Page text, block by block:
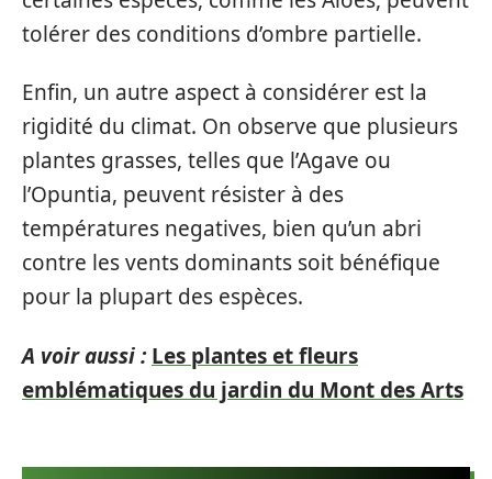
tolérer des conditions d’ombre partielle.
Enfin, un autre aspect à considérer est la
rigidité du climat. On observe que plusieurs
plantes grasses, telles que l’Agave ou
l’Opuntia, peuvent résister à des
températures negatives, bien qu’un abri
contre les vents dominants soit bénéfique
pour la plupart des espèces.
A voir aussi : Les plantes et fleurs
emblématiques du jardin du Mont des Arts